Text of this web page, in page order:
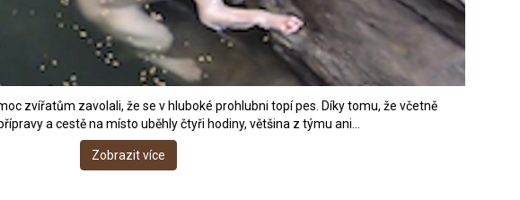
zvířatům zavolali, že se v hluboké prohlubni topí pes. Díky tomu, že včetně
a cestě na místo uběhly čtyři hodiny, většina z týmu ani…
Zobrazit více